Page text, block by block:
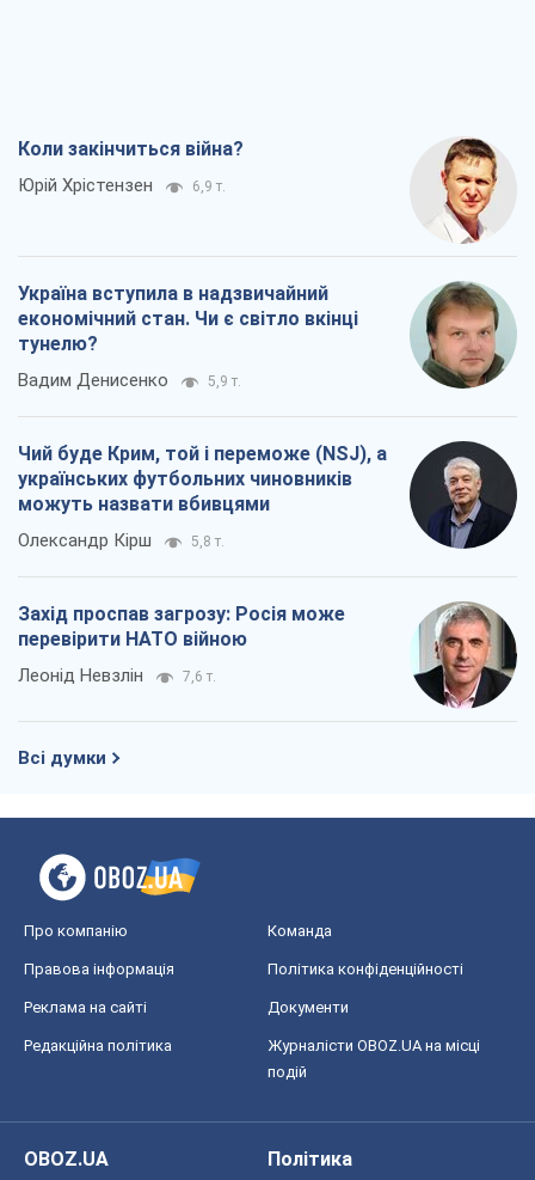
Коли закінчиться війна?
Юрій Хрістензен 6,9 т.
Україна вступила в надзвичайний
економічний стан. Чи є світло вкінці
тунелю?
Вадим Денисенко 5,9 т.
Чий буде Крим, той і переможе (NSJ), а
українських футбольних чиновників
можуть назвати вбивцями
Олександр Кірш 5,8 т.
Захід проспав загрозу: Росія може
перевірити НАТО війною
Леонід Невзлін 7,6 т.
Всі думки
Про компанію Команда
Правова інформація Політика конфіденційності
Реклама на сайті Документи
Редакційна політика
Журналісти OBOZ.UA на місці
подій
OBOZ.UA
Політика